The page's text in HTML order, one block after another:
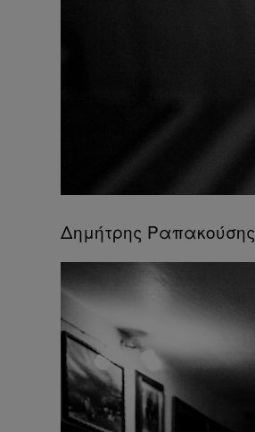
Δημήτρης Ραπακούσης